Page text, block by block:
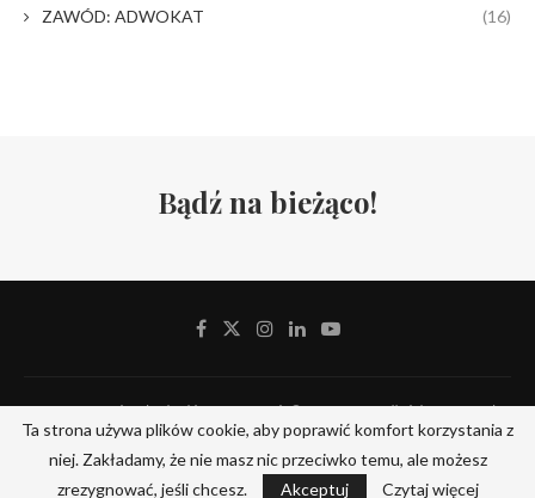
ZAWÓD: ADWOKAT (16)
Bądź na bieżąco!
Stowarzyszenie Adwokackie Defensor Iuris © 2019-2024. All Rights Reserved.
Designed and Developed byITserv.pl
PRZEWIŃ DO GÓRY STRONY
Ta strona używa plików cookie, aby poprawić komfort korzystania z
niej. Zakładamy, że nie masz nic przeciwko temu, ale możesz
zrezygnować, jeśli chcesz.
Akceptuj Czytaj więcej